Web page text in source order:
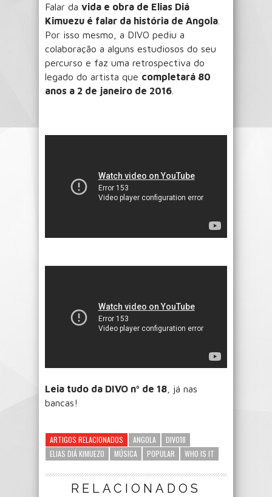
Falar da vida e obra de Elias Diá
Kimuezu é falar da história de Angola
Por isso mesmo, a DIVO pediu a
colaboração a alguns estudiosos do seu
percurso e faz uma retrospectiva do
legado do artista que completará 80
anos a 2 de janeiro de 2016
Leia tudo da DIVO nº de 18 , já nas
bancas!
ARTIGOS RELACIONADOS ANGOLA
DIVO18
ELIAS DIÁ KIMUEZO
MÚSICA POPULAR WHO IS IT
RELACIONADOS